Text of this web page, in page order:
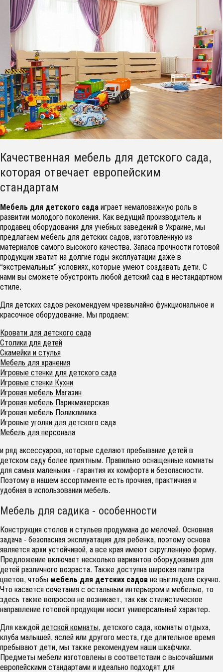
Качественная мебель для детского сада,
которая отвечает европейским
стандартам
Мебель для детского садаиграет немаловажную роль в
развитии молодого поколения. Как ведущий производитель и
продавец оборудования для учебных заведений в Украине, мы
предлагаем мебель для детских садов, изготовленную из
материалов самого высокого качества. Запаса прочности готовой
продукции хватит на долгие годы эксплуатации даже в
“экстремальных” условиях, которые умеют создавать дети. С
нами вы сможете обустроить любой детский сад в нестандартном
стиле.
Для детских садов рекомендуем чрезвычайно функциональное и
красочное оборудование. Мы продаем:
Кровати для детского сада
Столики для детей
Скамейки и стулья
Мебель для хранения
Игровые стенки для детского сада
Игровые стенки Кухни
Игровая мебель Магазин
Игровая мебель Парикмахерская
Игровая мебель Поликлиника
Игровые уголки для детского сада
Мебель для персонала
и ряд аксессуаров, которые сделают пребывание детей в
детском саду более приятным. Правильно оснащенные комнаты
для самых маленьких - гарантия их комфорта и безопасности.
Поэтому в нашем ассортименте есть прочная, практичная и
удобная в использовании мебель.
Мебель для садика - особенности
Конструкция столов и стульев продумана до мелочей. Основная
задача - безопасная эксплуатация для ребенка, поэтому основа
является архи устойчивой, а все края имеют скругленную форму.
Предложение включает несколько вариантов оборудования для
детей различного возраста. Также доступна широкая палитра
цветов, чтобы мебель для детских садовне выглядела скучно.
Что касается сочетания с остальным интерьером и мебелью, то
здесь также вопросов не возникает, так как стилистическое
направление готовой продукции носит универсальный характер.
Для каждойдетской комнаты, детского сада, комнаты отдыха,
клуба малышей, яслей или другого места, где длительное время
пребывают дети, мы также рекомендуем наши шкафчики.
Предметы мебели изготовлены в соответствии с высочайшими
европейскими стандартами и идеально подходят для